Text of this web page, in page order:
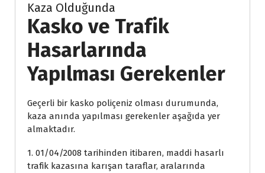
Kaza Olduğunda
Kasko ve Trafik
Hasarlarında
Yapılması Gerekenler
Geçerli bir kasko poliçeniz olması durumunda,
kaza anında yapılması gerekenler aşağıda yer
almaktadır.
1. 01/04/2008 tarihinden itibaren, maddi hasarlı
trafik kazasına karışan taraflar, aralarında